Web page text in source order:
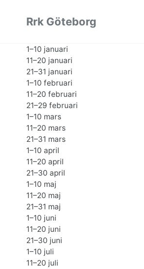
navigation
Rrk Göteborg
1–10 januari
11–20 januari
21–31 januari
1–10 februari
11–20 februari
21–29 februari
1–10 mars
11–20 mars
21–31 mars
1–10 april
11–20 april
21–30 april
1–10 maj
11–20 maj
21–31 maj
1–10 juni
11–20 juni
21–30 juni
1–10 juli
11–20 juli